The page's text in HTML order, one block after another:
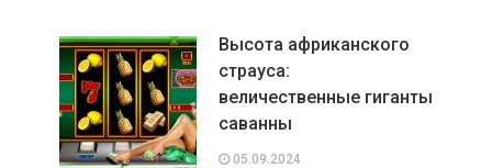
Высота африканского
страуса:
величественные гиганты
саванны
05.09.2024